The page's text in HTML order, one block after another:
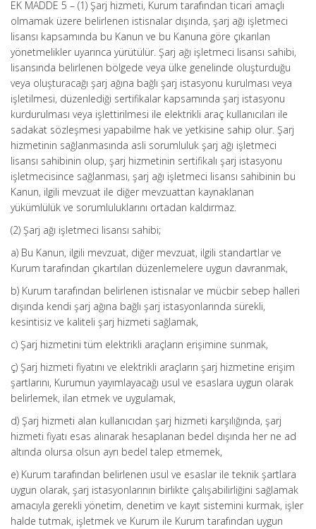
EK MADDE 5 – (1) Şarj hizmeti, Kurum tarafından ticari amaçlı
olmamak üzere belirlenen istisnalar dışında, şarj ağı işletmeci
lisansı kapsamında bu Kanun ve bu Kanuna göre çıkarılan
yönetmelikler uyarınca yürütülür. Şarj ağı işletmeci lisansı sahibi,
lisansında belirlenen bölgede veya ülke genelinde oluşturduğu
veya oluşturacağı şarj ağına bağlı şarj istasyonu kurulması veya
işletilmesi, düzenlediği sertifikalar kapsamında şarj istasyonu
kurdurulması veya işlettirilmesi ile elektrikli araç kullanıcıları ile
sadakat sözleşmesi yapabilme hak ve yetkisine sahip olur. Şarj
hizmetinin sağlanmasında asli sorumluluk şarj ağı işletmeci
lisansı sahibinin olup, şarj hizmetinin sertifikalı şarj istasyonu
işletmecisince sağlanması, şarj ağı işletmeci lisansı sahibinin bu
Kanun, ilgili mevzuat ile diğer mevzuattan kaynaklanan
yükümlülük ve sorumluluklarını ortadan kaldırmaz.
(2) Şarj ağı işletmeci lisansı sahibi;
a) Bu Kanun, ilgili mevzuat, diğer mevzuat, ilgili standartlar ve
Kurum tarafından çıkartılan düzenlemelere uygun davranmak,
b) Kurum tarafından belirlenen istisnalar ve mücbir sebep halleri
dışında kendi şarj ağına bağlı şarj istasyonlarında sürekli,
kesintisiz ve kaliteli şarj hizmeti sağlamak,
c) Şarj hizmetini tüm elektrikli araçların erişimine sunmak,
ç) Şarj hizmeti fiyatını ve elektrikli araçların şarj hizmetine erişim
şartlarını, Kurumun yayımlayacağı usul ve esaslara uygun olarak
belirlemek, ilan etmek ve uygulamak,
d) Şarj hizmeti alan kullanıcıdan şarj hizmeti karşılığında, şarj
hizmeti fiyatı esas alınarak hesaplanan bedel dışında her ne ad
altında olursa olsun ayrı bedel talep etmemek,
e) Kurum tarafından belirlenen usul ve esaslar ile teknik şartlara
uygun olarak, şarj istasyonlarının birlikte çalışabilirliğini sağlamak
amacıyla gerekli yönetim, denetim ve kayıt sistemini kurmak, işler
halde tutmak, işletmek ve Kurum ile Kurum tarafından uygun